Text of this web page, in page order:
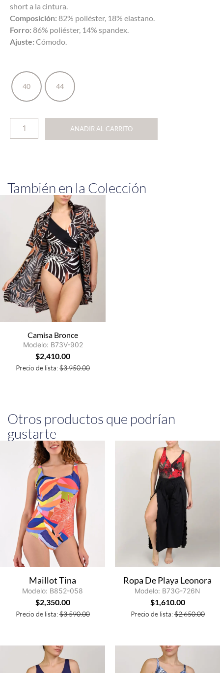
short a la cintura.
Composición: 82% poliéster, 18% elastano.
Forro: 86% poliéster, 14% spandex.
Ajuste: Cómodo.
40 44
AÑADIR AL CARRITO
También en la Colección
Camisa Bronce
Modelo: B73V-902
$2,410.00
Precio de lista:$3,950.00
Otros productos que podrían
gustarte
Maillot Tina
Modelo: B852-058
$2,350.00
Precio de lista:$3,590.00
Ropa De Playa Leonora
Modelo: B73G-726N
$1,610.00
Precio de lista:$2,650.00